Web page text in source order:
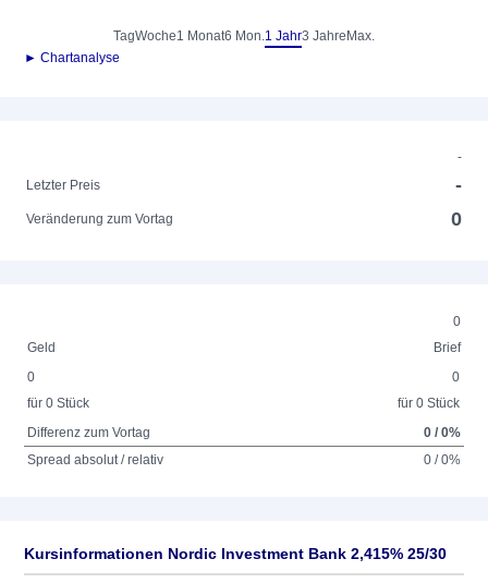
TagWoche1 Monat6 Mon.1 Jahr3 Jahre Max.
► Chartanalyse
-
Letzter Preis
-
Veränderung zum Vortag 0
0
Geld
Brief
0
für 0 Stück
0
für 0 Stück
Differenz zum Vortag
0 / 0%
Spread absolut / relativ
0 / 0%
Kursinformationen Nordic Investment Bank 2,415% 25/30